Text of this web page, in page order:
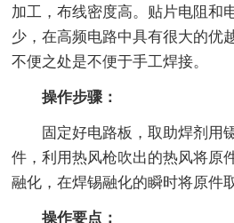
加工，布线密度高。贴片电阻和
少，在高频电路中具有很大的优
不便之处是不便于手工焊接。
操作步骤：
固定好电路板，取助焊剂用
件，利用热风枪吹出的热风将原
融化，在焊锡融化的瞬时将原件
操作要点：